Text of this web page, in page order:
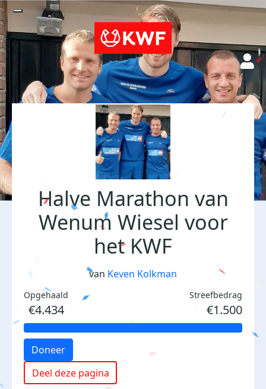
Halve Marathon van
Wenum Wiesel voor
het KWF
van Keven Kolkman
Opgehaald
€4.434
Streefbedrag
€1.500
Doneer
Deel deze pagina